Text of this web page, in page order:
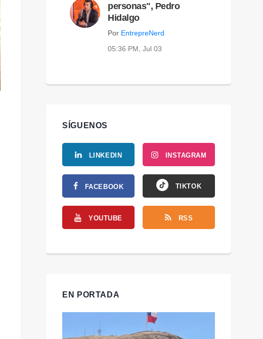
personas", Pedro
Hidalgo
Por EntrepreNerd
05:36 PM, Jul 03
SÍGUENOS
LINKEDIN
FACEBOOK
YOUTUBE
INSTAGRAM
TIKTOK
RSS
EN PORTADA